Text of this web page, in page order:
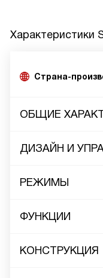
Характеристики
Страна-
ОБЩИЕ
ДИЗАЙН И
РЕЖИМЫ
ФУНКЦИИ
КОНСТРУКЦИЯ